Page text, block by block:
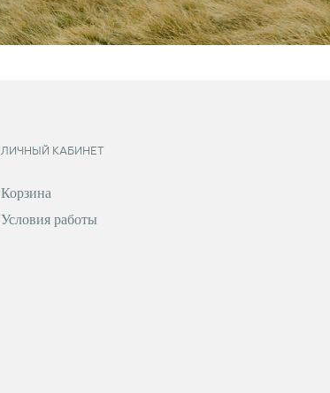
ЛИЧНЫЙ КАБИНЕТ
Корзина
Условия работы